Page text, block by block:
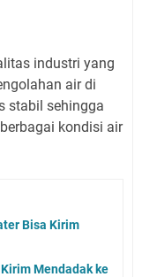
industri yang
air di
stabil sehingga
kondisi air
Bisa Kirim
Mendadak ke